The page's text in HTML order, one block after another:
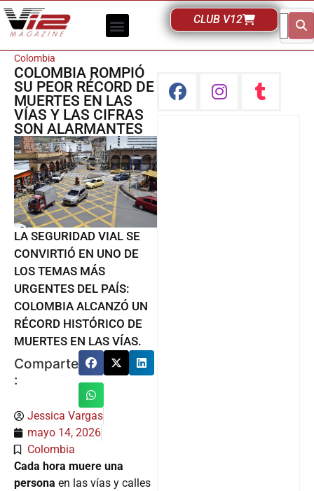
CLUB V12
Colombia
COLOMBIA ROMPIÓ
SU PEOR RÉCORD DE
MUERTES EN LAS
VÍAS Y LAS CIFRAS
SON ALARMANTES
LA SEGURIDAD VIAL SE
CONVIRTIÓ EN UNO DE
LOS TEMAS MÁS
URGENTES DEL PAÍS:
COLOMBIA ALCANZÓ UN
RÉCORD HISTÓRICO DE
MUERTES EN LAS VÍAS.
Comparte
:
Jessica Vargas
mayo 14, 2026
Colombia
Cada hora muere una
persona en las vías y calles